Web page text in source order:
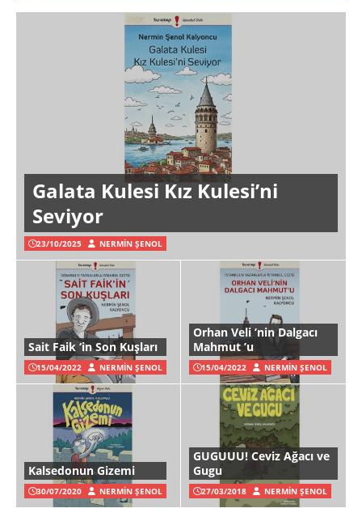
Galata Kulesi Kız Kulesi’ni
Seviyor
23/10/2025 NERMIN ŞENOL
Sait Faik ‘in Son Kuşları
15/04/2022 NERMIN ŞENOL
Orhan Veli ’nin Dalgacı
Mahmut ’u
15/04/2022 NERMIN ŞENOL
Kalsedonun Gizemi
30/07/2020 NERMIN ŞENOL
GUGUUU! Ceviz Ağacı ve
Gugu
27/03/2018 NERMIN ŞENOL